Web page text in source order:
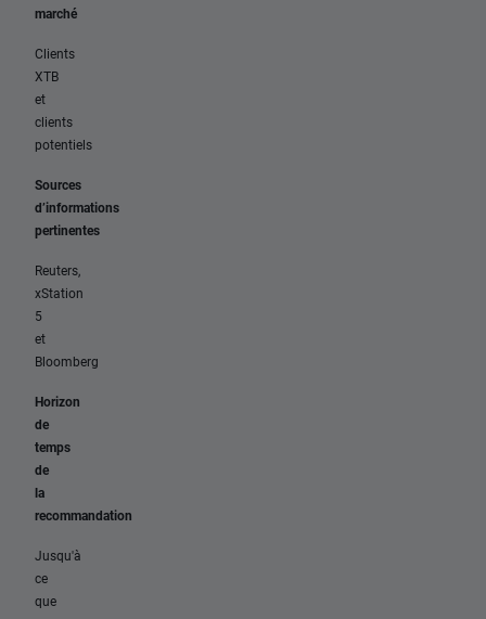
marché
Clients
XTB
et
clients
potentiels
Sources
d’informations
pertinentes
Reuters,
xStation
5
et
Bloomberg
Horizon
de
temps
de
la
recommandation
Jusqu'à
ce
que